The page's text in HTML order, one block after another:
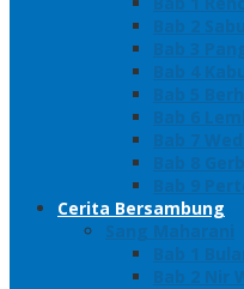
Bab 2
Bab 3
Bab 4
Bab 5
Bab 6
Bab 7
Bab 8
Bab 9
Cerita Bersambung
Sang Maharani
Bab 1
Bab 2 Nir